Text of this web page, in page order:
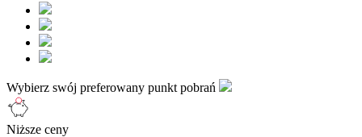
Wybierz swój preferowany punkt pobrań
Niższe ceny